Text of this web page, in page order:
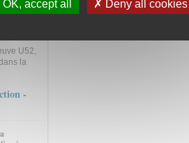
U52,
la
-
OK, accept all Deny all cookies